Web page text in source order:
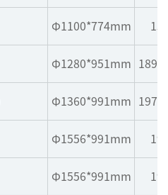
Φ1100*774mm
Φ1280*951mm
Φ1360*991mm
Φ1556*991mm
Φ1556*991mm